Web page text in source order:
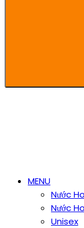
MENU
Nước
Nước
Unisex